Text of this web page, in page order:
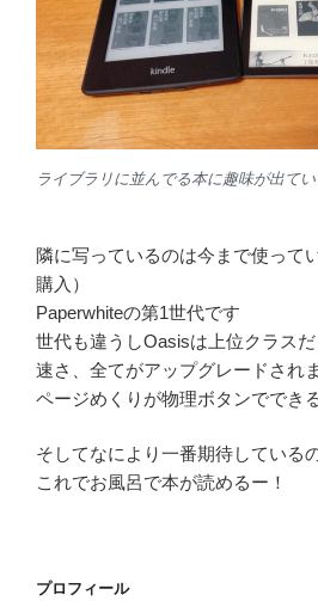
ライブラリに並んでる本に趣味が出て
隣に写っているのは今まで使って
購入）
Paperwhiteの第1世代です
世代も違うしOasisは上位クラス
速さ、全てがアップグレードされ
ページめくりが物理ボタンででき
そしてなにより一番期待している
これでお風呂で本が読めるー！
プロフィール